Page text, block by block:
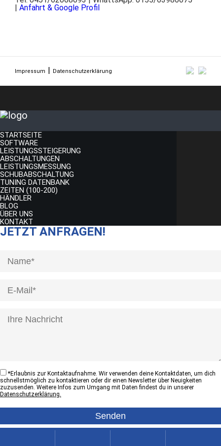
| Anfahrt & Google Profil
Impressum Datenschutzerklärung
STARTSEITE
SOFTWARE
LEISTUNGSSTEIGERUNG
ABSCHALTUNGEN
LEISTUNGSMESSUNG
SCHUBABSCHALTUNG
TUNING DATENBANK
ZEITEN (100-200)
HÄNDLER
BLOG
ÜBER UNS
KONTAKT
JETZT ANFRAGEN!
*Erlaubnis zur Kontaktaufnahme. Wir verwenden deine Kontaktdaten, um dich
schnellstmöglich zu kontaktieren oder dir einen Newsletter über Neuigkeiten
zuzusenden. Weitere Infos zum Umgang mit Daten findest du in unserer
Datenschutzerklärung.